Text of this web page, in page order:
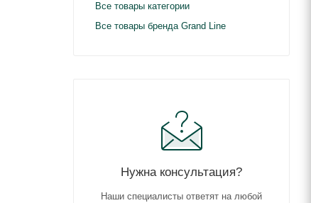
Все товары категории
Все товары бренда Grand Line
Нужна консультация?
Наши специалисты ответят на любой